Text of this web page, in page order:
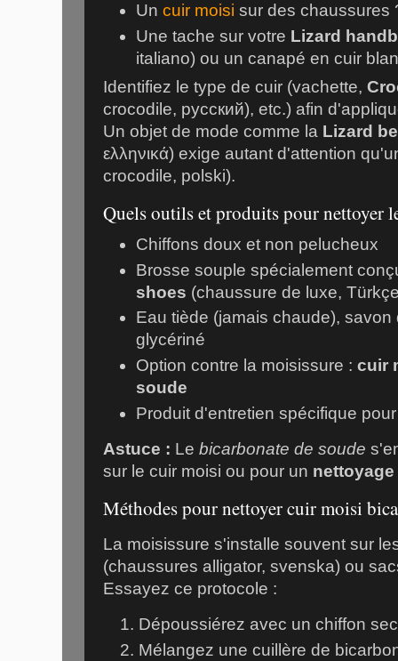
Uncuir moisi sur des chaussures
Une tache sur votre Lizard
italiano) ou un canapé en cuir
Identifiez le type de cuir (vachette,
crocodile, русский), etc.) afin
Un objet de mode comme la Lizard
ελληνικά) exige autant d'attention
crocodile, polski).
Quels outils et produits pour nettoyer
Chiffons doux et non pelucheux
Brosse souple spécialement
shoes (chaussure de luxe,
Eau tiède (jamais chaude),
glycériné
Option contre la moisissure :cuir
soude
Produit d'entretien spécifique
Astuce : Le bicarbonate de soude
sur le cuir moisi ou pour un
Méthodes pour nettoyer cuir moisi
La moisissure s'installe souvent sur
(chaussures alligator, svenska) ou
Essayez ce protocole :
Dépoussiérez avec un chiffon
Mélangez une cuillère de